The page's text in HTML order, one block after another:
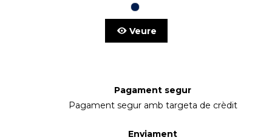
98
Veure
Pagament segur
Pagament segur amb targeta de crèdit
Enviament